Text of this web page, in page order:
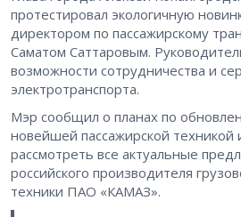
протестировал экологичную
директором по пассажирскому
Саматом Саттаровым.
возможности сотрудничества и
электротранспорта.
Мэр сообщил о планах по
новейшей пассажирской техникой
рассмотреть все актуальные
российского производителя
техники ПАО «КАМАЗ».